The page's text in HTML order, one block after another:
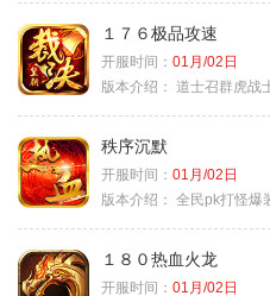
１７６极品攻速
开服时间： 01月/02日
版本介绍： 道士召群虎战
秩序沉默
开服时间： 01月/02日
版本介绍： 全民pk打怪爆
１８０热血火龙
开服时间： 01月/02日